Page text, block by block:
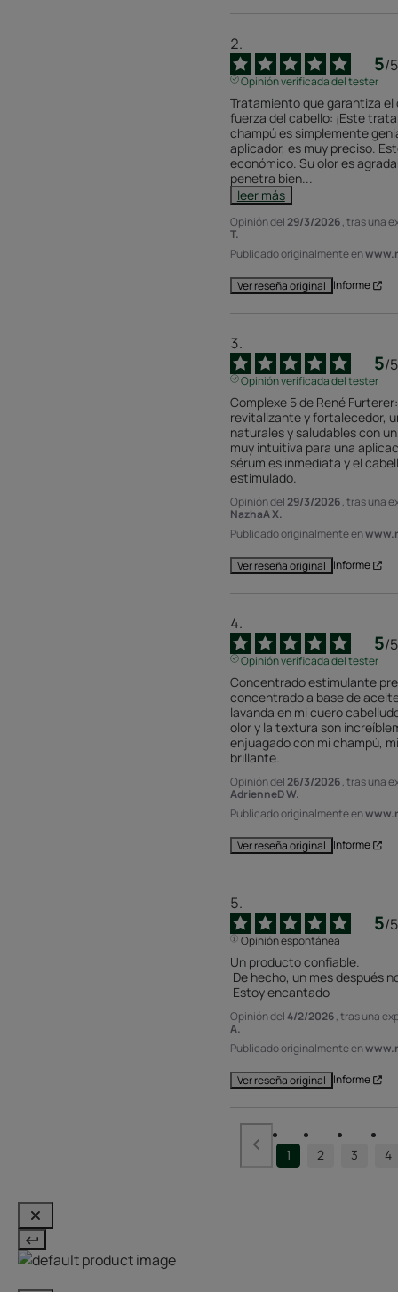
5/5
Opinión verificada del tester
Tratamiento que garantiza
fuerza del cabello: ¡Este
champú es simplemente
aplicador, es muy preciso.
económico. Su olor es
penetra bien...
leer más
Opinión del29/3/2026, tras una
T.
Publicado originalmente en
Ver reseña original Informe
5/5
Opinión verificada del tester
Complexe 5 de René
revitalizante y fortalecedor,
naturales y saludables con
muy intuitiva para una
sérum es inmediata y el
estimulado.
Opinión del29/3/2026, tras una
NazhaA X.
Publicado originalmente en
Ver reseña original Informe
5/5
Opinión verificada del tester
Concentrado estimulante
concentrado a base de
lavanda en mi cuero
olor y la textura son
enjuagado con mi champú,
brillante.
Opinión del26/3/2026, tras una
AdrienneD W.
Publicado originalmente en
Ver reseña original Informe
5/5
Opinión espontánea
Un producto confiable.
Estoy encantado
Opinión del4/2/2026, tras una
A.
Publicado originalmente en
Ver reseña original Informe
1 2 3 4